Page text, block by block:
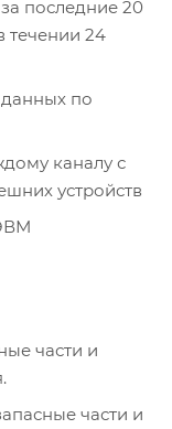
последние 20
течении 24
по
каналу с
устройств
части и
части и